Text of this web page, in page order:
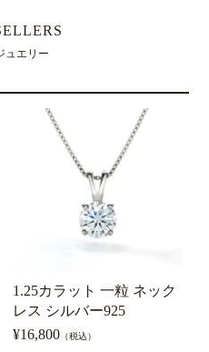
ュエリー
1.25カラット 一粒 ネック
レス シルバー925
¥16,800 （税込）